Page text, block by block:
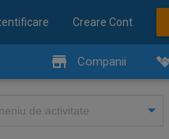
Creare Cont
Companii